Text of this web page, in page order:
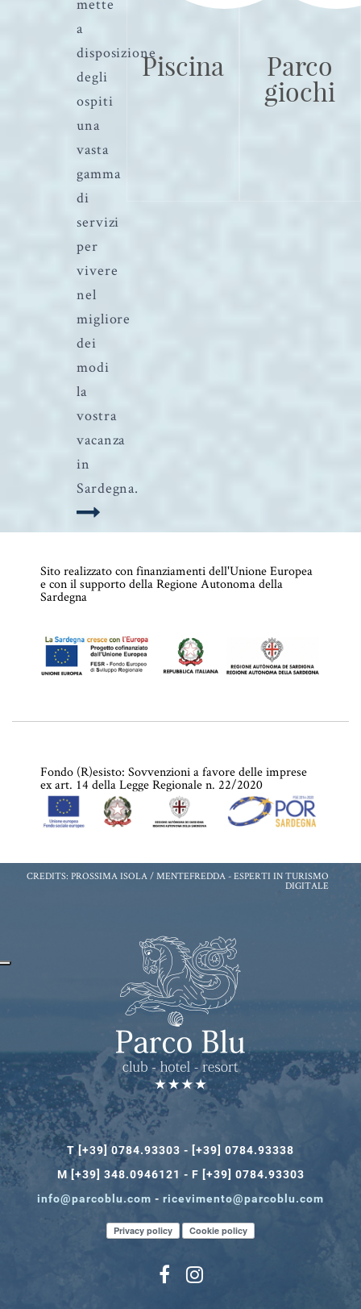
a
disposizione
degli
ospiti
una
vasta
gamma
di
servizi
per
vivere
nel
migliore
dei
modi
la
vostra
vacanza
in
Sardegna.
Piscina Parco
giochi
Sito realizzato con finanziamenti dell'Unione Europea
e con il supporto della Regione Autonoma della
Sardegna
Fondo (R)esisto: Sovvenzioni a favore delle imprese
ex art. 14 della Legge Regionale n. 22/2020
CREDITS: PROSSIMA ISOLA / MENTEFREDDA - ESPERTI IN TURISMO
DIGITALE
T [+39] 0784.93303 - [+39] 0784.93338
M [+39] 348.0946121 - F [+39] 0784.93303
info@parcoblu.com - ricevimento@parcoblu.com
Privacy policy Cookie policy